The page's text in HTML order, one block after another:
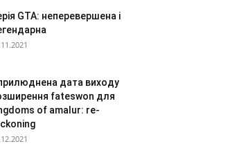
GTA: неперевершена і
дата виходу
fateswon для
of amalur: re-